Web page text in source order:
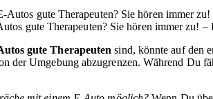
gute Therapeuten? Sie hören immer zu!
gute Therapeuten sind, könnte auf den
der Umgebung abzugrenzen. Während Du